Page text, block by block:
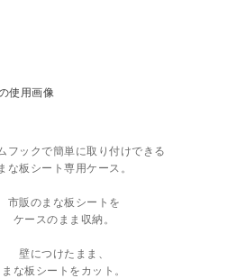
フックで簡単に取り付けできる
な板シート専用ケース。
市販のまな板シートを
ケースのまま収納。
壁につけたまま、
まな板シートをカット。